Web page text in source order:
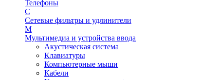
Телефоны
С
Сетевые фильтры и удлинители
М
Мультимедиа и устройства ввода
Акустическая система
Клавиатуры
Компьютерные мыши
Кабели